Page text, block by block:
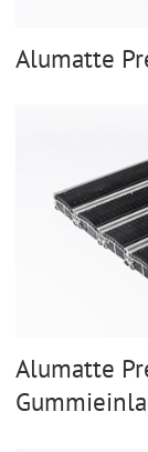
Alumatte
Alumatte